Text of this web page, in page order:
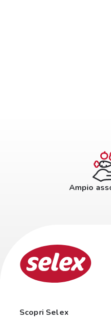
Ampio
Scopri Selex